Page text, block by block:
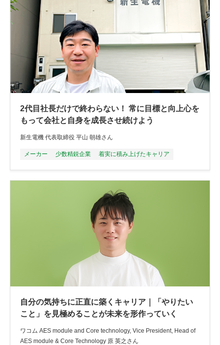
2代目社長だけで終わらない！ 常に目標と向上心を
もって会社と自身を成長させ続けよう
新生電機 代表取締役 平山 朝雄さん
メーカー 少数精鋭企業 着実に積み上げたキャリア
自分の気持ちに正直に築くキャリア｜「やりたい
こと」を見極めることが未来を形作っていく
ワコム AES module and Core technology, Vice President, Head of
AES module & Core Technology 原 英之さん